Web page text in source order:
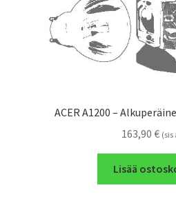
ACER A1200 –
163,90 € (sis
Lisää